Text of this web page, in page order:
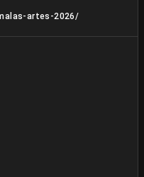
artes-2026/